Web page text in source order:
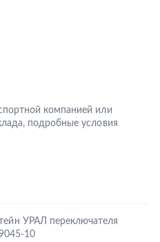
компанией или
подробные условия
УРАЛ переключателя
10